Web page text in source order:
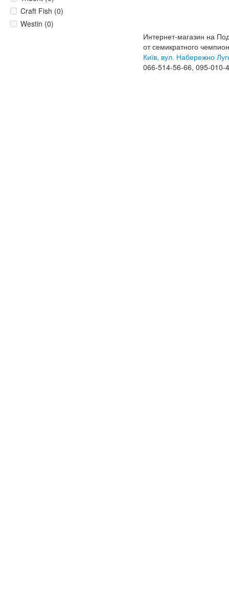
Craft Fish (0)
Westin (0)
Интернет-магазин на
от семикратного
Київ, вул. Набережно
066-514-56-66, 095-010-